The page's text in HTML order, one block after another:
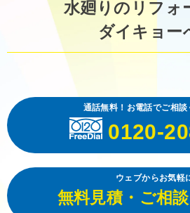
水廻りのリフォ
ダイキョー
通話無料！お電話でご相談
0120-
ウェブからお気軽
無料見積・ご相